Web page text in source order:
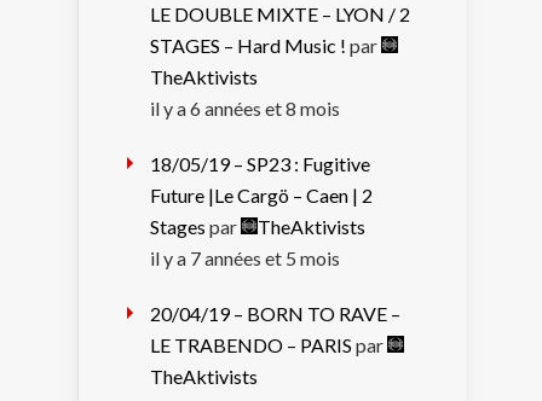
LE DOUBLE MIXTE – LYON / 2
STAGES – Hard Music ! par
TheAktivists
il y a 6 années et 8 mois
18/05/19 – SP23 : Fugitive
Future |Le Cargö – Caen | 2
Stages par
TheAktivists
il y a 7 années et 5 mois
20/04/19 – BORN TO RAVE –
LE TRABENDO – PARIS par
TheAktivists